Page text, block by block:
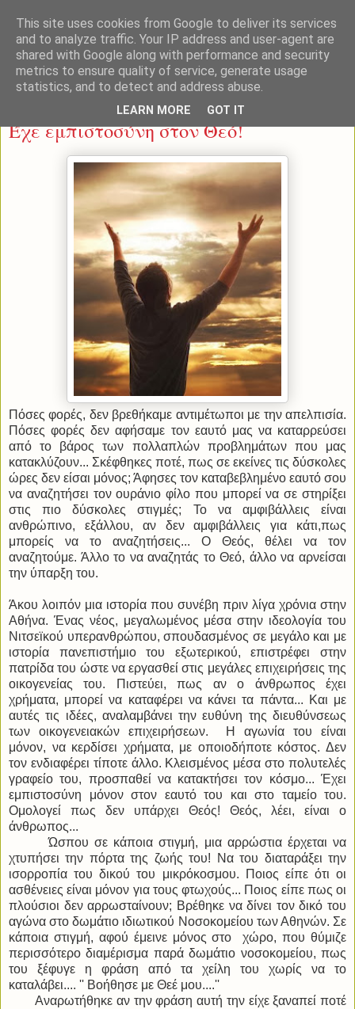
Δευτέρα 3 Φεβρουαρίου 2014
Έχε εμπιστοσύνη στον Θεό!
Πόσες φορές, δεν βρεθήκαμε αντιμέτωποι με την απελπισία.
Πόσες φορές δεν αφήσαμε τον εαυτό μας να καταρρεύσει
από το βάρος των πολλαπλών προβλημάτων που μας
κατακλύζουν... Σκέφθηκες ποτέ, πως σε εκείνες τις δύσκολες
ώρες δεν είσαι μόνος; Άφησες τον καταβεβλημένο εαυτό σου
να αναζητήσει τον ουράνιο φίλο που μπορεί να σε στηρίξει
στις πιο δύσκολες στιγμές; Το να αμφιβάλλεις είναι
ανθρώπινο, εξάλλου, αν δεν αμφιβάλλεις για κάτι,πως
μπορείς να το αναζητήσεις... Ο Θεός, θέλει να τον
αναζητούμε. Άλλο το να αναζητάς το Θεό, άλλο να αρνείσαι
την ύπαρξη του.
Άκου λοιπόν μια ιστορία που συνέβη πριν λίγα χρόνια στην
Αθήνα. Ένας νέος, μεγαλωμένος μέσα στην ιδεολογία του
Νιτσεϊκού υπερανθρώπου, σπουδασμένος σε μεγάλο και με
ιστορία πανεπιστήμιο του εξωτερικού, επιστρέφει στην
πατρίδα του ώστε να εργασθεί στις μεγάλες επιχειρήσεις της
οικογενείας του. Πιστεύει, πως αν ο άνθρωπος έχει
χρήματα, μπορεί να καταφέρει να κάνει τα πάντα... Και με
αυτές τις ιδέες, αναλαμβάνει την ευθύνη της διευθύνσεως
των οικογενειακών επιχειρήσεων. Η αγωνία του είναι
μόνον, να κερδίσει χρήματα, με οποιοδήποτε κόστος. Δεν
τον ενδιαφέρει τίποτε άλλο. Κλεισμένος μέσα στο πολυτελές
γραφείο του, προσπαθεί να κατακτήσει τον κόσμο... Έχει
εμπιστοσύνη μόνον στον εαυτό του και στο ταμείο του.
Ομολογεί πως δεν υπάρχει Θεός! Θεός, λέει, είναι ο
άνθρωπος...
Ώσπου σε κάποια στιγμή, μια αρρώστια έρχεται να
χτυπήσει την πόρτα της ζωής του! Να του διαταράξει την
ισορροπία του δικού του μικρόκοσμου. Ποιος είπε ότι οι
ασθένειες είναι μόνον για τους φτωχούς... Ποιος είπε πως οι
πλούσιοι δεν αρρωσταίνουν; Βρέθηκε να δίνει τον δικό του
αγώνα στο δωμάτιο ιδιωτικού Νοσοκομείου των Αθηνών. Σε
κάποια στιγμή, αφού έμεινε μόνος στο χώρο, που θύμιζε
περισσότερο διαμέρισμα παρά δωμάτιο νοσοκομείου, πως
του ξέφυγε η φράση από τα χείλη του χωρίς να το
καταλάβει.... '' Βοήθησε με Θεέ μου....''
Αναρωτήθηκε αν την φράση αυτή την είχε ξαναπεί ποτέ
This site uses cookies from Google to deliver its services
and to analyze traffic. Your IP address and user-agent are
shared with Google along with performance and security
metrics to ensure quality of service, generate usage
statistics, and to detect and address abuse.
LEARN MORE GOT IT